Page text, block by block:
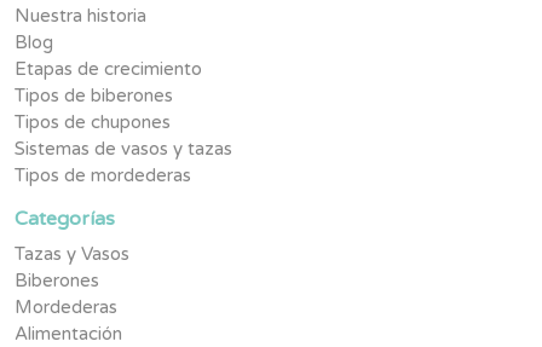
Nuestra historia
Blog
Etapas de crecimiento
Tipos de biberones
Tipos de chupones
Sistemas de vasos y tazas
Tipos de mordederas
Categorías
Tazas y Vasos
Biberones
Mordederas
Alimentación